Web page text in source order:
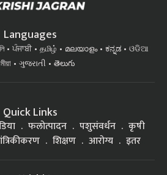
Languages
ਪੰਜਾਬੀ தமிழ் മലയാളം ಕನ್ನಡ
ଓଡିଆ
ગુજરાતી తెలుగు
Quick Links
फलोत्पादन पशुसंवर्धन
कृषी
शिक्षण आरोग्य इतर